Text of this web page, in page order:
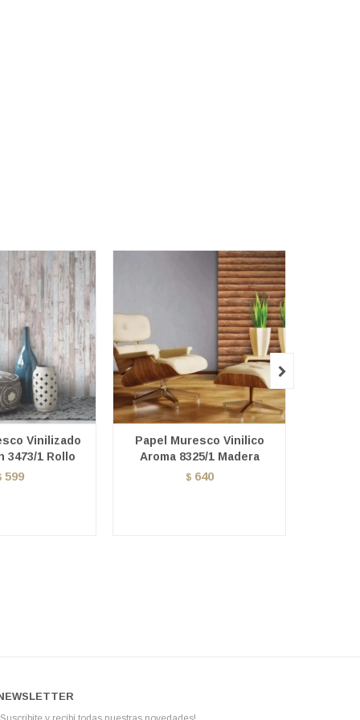
Vinilizado
3473/1 Rollo
599
Papel Muresco Vinilico
Aroma 8325/1 Madera
$ 640
